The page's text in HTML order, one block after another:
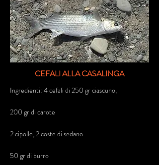
CEFALI ALLA CASALINGA
Ingredienti: 4 cefali di 250 gr ciascuno,
200 gr di carote
2 cipolle, 2 coste di sedano
50 gr di burro